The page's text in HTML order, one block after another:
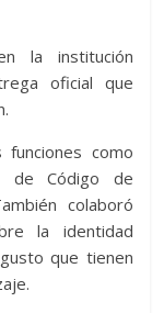
la institución
oficial que
funciones como
de Código de
colaboró
la identidad
que tienen